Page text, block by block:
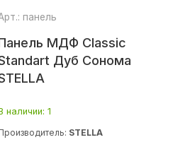
МДФ Classic
Дуб Сонома
панель
наличии: 1
STELLA